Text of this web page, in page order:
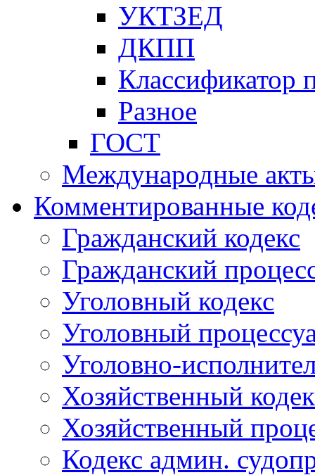
УКТЗЕД
ДКПП
Классификатор
Разное
ГОСТ
Международные
Комментированные
Гражданский кодекс
Гражданский
Уголовный кодекс
Уголовный
Уголовно-
Хозяйственный
Хозяйственный
Кодекс админ.